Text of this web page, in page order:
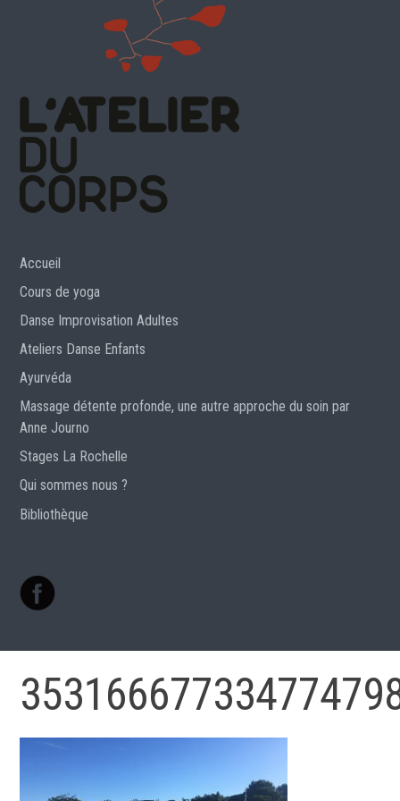
Accueil
Cours de yoga
Danse Improvisation Adultes
Ateliers Danse Enfants
Ayurvéda
Massage détente profonde, une autre approche du soin par
Anne Journo
Stages La Rochelle
Qui sommes nous ?
Bibliothèque